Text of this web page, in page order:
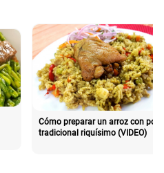
Cómo preparar un arroz con pollo
tradicional riquísimo (VIDEO)